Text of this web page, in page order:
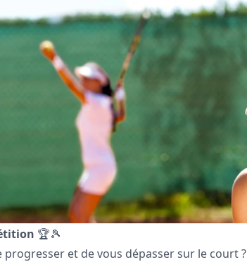
🏆🎾
progresser et de vous dépasser sur le